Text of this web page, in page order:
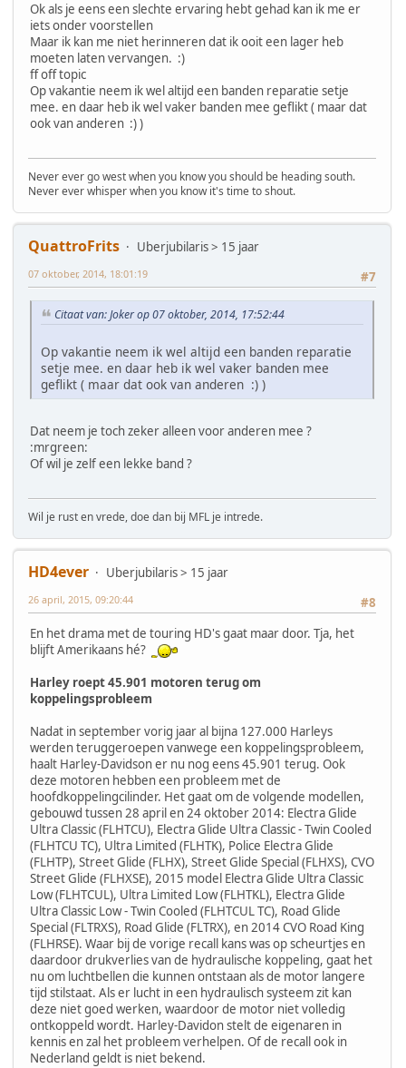
Ok als je eens een slechte ervaring hebt gehad kan ik me er
iets onder voorstellen
Maar ik kan me niet herinneren dat ik ooit een lager heb
moeten laten vervangen. :)
ff off topic
Op vakantie neem ik wel altijd een banden reparatie setje
mee. en daar heb ik wel vaker banden mee geflikt ( maar dat
ook van anderen :) )
Never ever go west when you know you should be heading south.
Never ever whisper when you know it's time to shout.
QuattroFrits
Uberjubilaris > 15 jaar
#7
07 oktober, 2014, 18:01:19
Citaat van: Joker op 07 oktober, 2014, 17:52:44
Op vakantie neem ik wel altijd een banden reparatie
setje mee. en daar heb ik wel vaker banden mee
geflikt ( maar dat ook van anderen :) )
Dat neem je toch zeker alleen voor anderen mee ?
:mrgreen:
Of wil je zelf een lekke band ?
Wil je rust en vrede, doe dan bij MFL je intrede.
HD4ever
Uberjubilaris > 15 jaar
#8
26 april, 2015, 09:20:44
En het drama met de touring HD's gaat maar door. Tja, het
blijft Amerikaans hé?
Harley roept 45.901 motoren terug om
koppelingsprobleem
Nadat in september vorig jaar al bijna 127.000 Harleys
werden teruggeroepen vanwege een koppelingsprobleem,
haalt Harley-Davidson er nu nog eens 45.901 terug. Ook
deze motoren hebben een probleem met de
hoofdkoppelingcilinder. Het gaat om de volgende modellen,
gebouwd tussen 28 april en 24 oktober 2014: Electra Glide
Ultra Classic (FLHTCU), Electra Glide Ultra Classic - Twin Cooled
(FLHTCU TC), Ultra Limited (FLHTK), Police Electra Glide
(FLHTP), Street Glide (FLHX), Street Glide Special (FLHXS), CVO
Street Glide (FLHXSE), 2015 model Electra Glide Ultra Classic
Low (FLHTCUL), Ultra Limited Low (FLHTKL), Electra Glide
Ultra Classic Low - Twin Cooled (FLHTCUL TC), Road Glide
Special (FLTRXS), Road Glide (FLTRX), en 2014 CVO Road King
(FLHRSE). Waar bij de vorige recall kans was op scheurtjes en
daardoor drukverlies van de hydraulische koppeling, gaat het
nu om luchtbellen die kunnen ontstaan als de motor langere
tijd stilstaat. Als er lucht in een hydraulisch systeem zit kan
deze niet goed werken, waardoor de motor niet volledig
ontkoppeld wordt. Harley-Davidon stelt de eigenaren in
kennis en zal het probleem verhelpen. Of de recall ook in
Nederland geldt is niet bekend.